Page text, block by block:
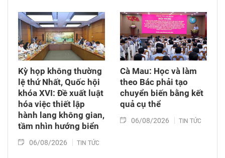
Kỳ họp không thường
lệ thứ Nhất, Quốc hội
khóa XVI: Đề xuất luật
hóa việc thiết lập
hành lang không gian,
tầm nhìn hướng biển
06/08/2026 TIN TỨC
Cà Mau: Học và làm
theo Bác phải tạo
chuyển biến bằng kết
quả cụ thể
06/08/2026 TIN TỨC